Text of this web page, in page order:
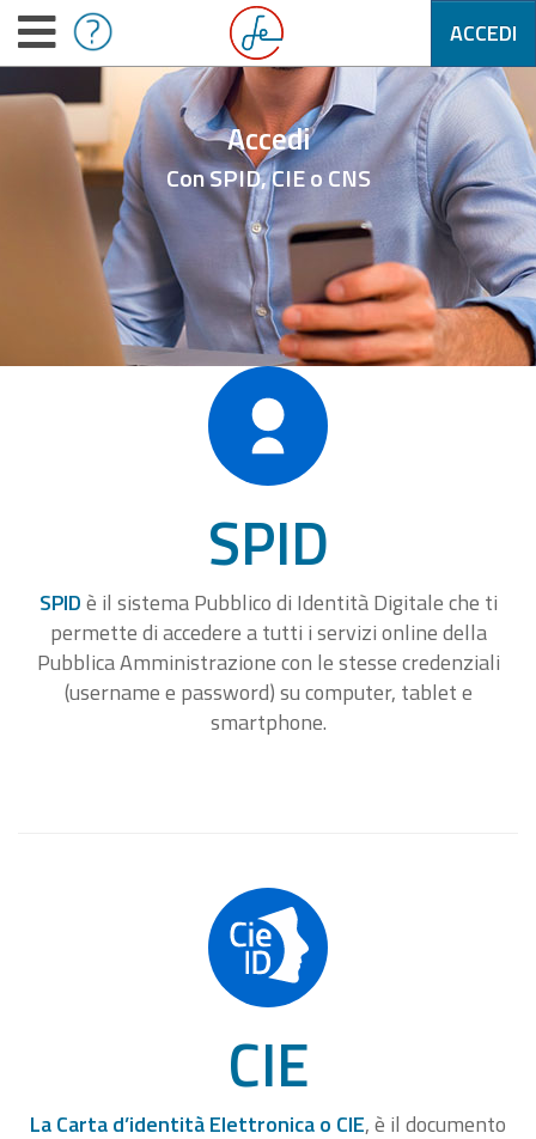
ACCEDI
Accedi
Con SPID, CIE o CNS
SPID
SPIDè il sistema Pubblico di Identità Digitale che ti
permette di accedere a tutti i servizi online della
Pubblica Amministrazione con le stesse credenziali
(username e password) su computer, tablet e
smartphone.
CIE
La Carta d’identità Elettronica o CIE, è il documento